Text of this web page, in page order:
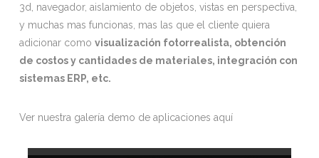
3d, navegador, aislamiento de objetos, vistas en perspectiva,
y muchas mas funcionas, mas las que el cliente quiera
adicionar como visualización fotorrealista, obtención
de costos y cantidades de materiales, integración con
sistemas ERP, etc.
Ver nuestra galería demo de aplicaciones aquí